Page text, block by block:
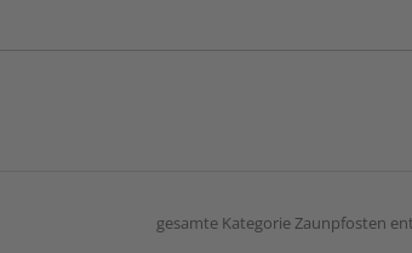
gesamte Kategorie Zaunpfosten